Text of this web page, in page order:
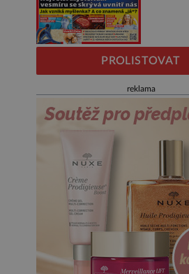
PROLISTOVAT
reklama